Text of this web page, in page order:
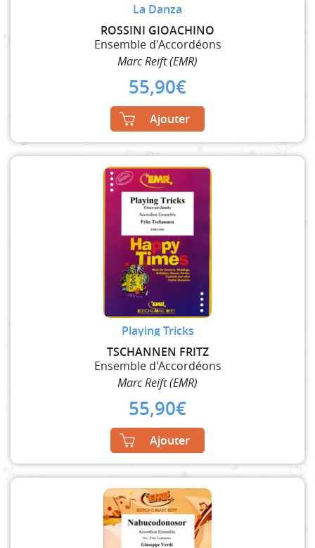
La Danza
ROSSINI GIOACHINO
Ensemble d'Accordéons
Marc Reift (EMR)
55,90€
Ajouter
Playing Tricks
TSCHANNEN FRITZ
Ensemble d'Accordéons
Marc Reift (EMR)
55,90€
Ajouter